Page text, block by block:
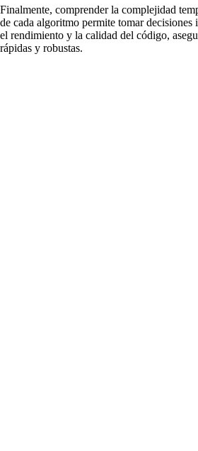
Finalmente, comprender la complejidad
de cada algoritmo permite tomar decisiones
el rendimiento y la calidad del código,
rápidas y robustas.